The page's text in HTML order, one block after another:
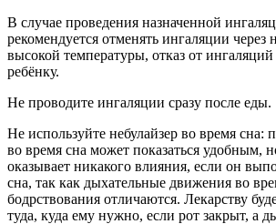
В случае проведения назначенной
рекомендуется отменять ингаляции через
высокой температуры, отказ от
ребёнку.
Не проводите ингаляции сразу после еды.
Не используйте небулайзер во время сна:
во время сна может показаться удобным,
оказывает никакого влияния, если он
сна, так как дыхательные движения во
бодрствования отличаются. Лекарству
туда, куда ему нужно, если рот закрыт, а